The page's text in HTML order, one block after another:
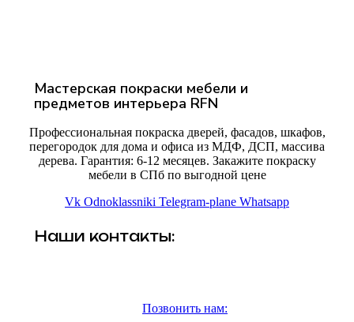
Мастерская покраски мебели и
предметов интерьера RFN
Профессиональная покраска дверей, фасадов, шкафов,
перегородок для дома и офиса из МДФ, ДСП, массива
дерева. Гарантия: 6-12 месяцев. Закажите покраску
мебели в СПб по выгодной цене
Vk Odnoklassniki Telegram-plane Whatsapp
Наши контакты:
Позвонить нам: